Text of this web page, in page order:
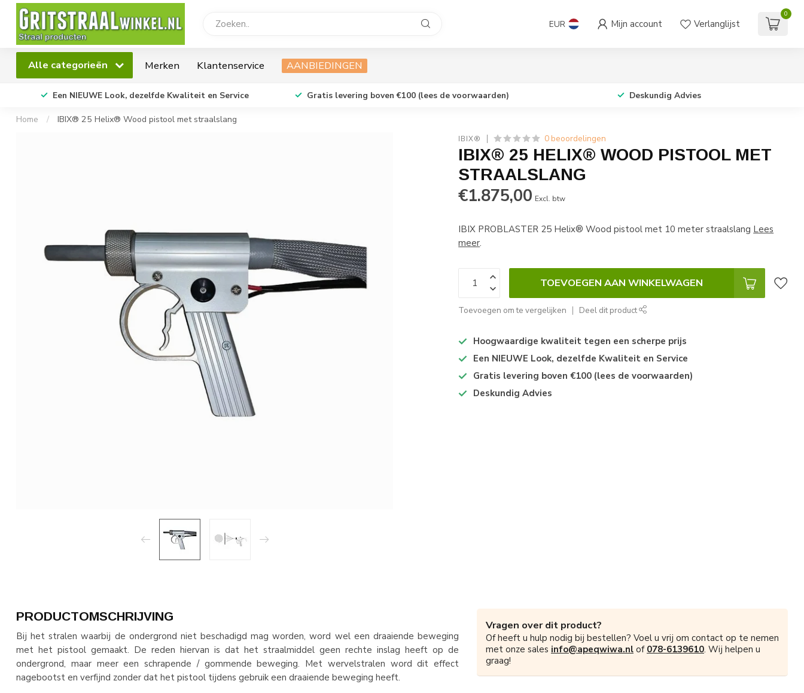
EUR Mijn account Verlanglijst
0
Alle categorieën Merken Klantenservice AANBIEDINGEN
Een NIEUWE Look, dezelfde Kwaliteit en Service Gratis levering boven €100 (lees de voorwaarden) Deskundig Advies
Home / IBIX® 25 Helix® Wood pistool met straalslang
IBIX® 0 beoordelingen
IBIX® 25 HELIX® WOOD PISTOOL MET
STRAALSLANG
€1.875,00 Excl. btw
IBIX PROBLASTER 25 Helix® Wood pistool met 10 meter straalslang Lees
meer.
TOEVOEGEN AAN WINKELWAGEN
Toevoegen om te vergelijken Deel dit product
Hoogwaardige kwaliteit tegen een scherpe prijs
Een NIEUWE Look, dezelfde Kwaliteit en Service
Gratis levering boven €100 (lees de voorwaarden)
Deskundig Advies
PRODUCTOMSCHRIJVING
Bij het stralen waarbij de ondergrond niet beschadigd mag worden, word wel een draaiende beweging
met het pistool gemaakt. De reden hiervan is dat het straalmiddel geen rechte inslag heeft op de
ondergrond, maar meer een schrapende / gommende beweging. Met wervelstralen word dit effect
nagebootst en verfijnd zonder dat het pistool tijdens gebruik een draaiende beweging heeft.
Vragen over dit product?
Of heeft u hulp nodig bij bestellen? Voel u vrij om contact op te nemen
met onze sales info@apeqwiwa.nl of 078-6139610. Wij helpen u
graag!